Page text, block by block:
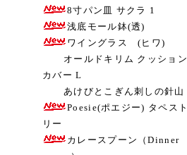
8寸パン皿 サクラ 1
浅底モール鉢(透)
ワイングラス (ヒワ)
オールドキリム クッション
カバー L
あけびとこぎん刺しの針山
Poesie(ポエジー) タペスト
リー
カレースプーン（Dinner